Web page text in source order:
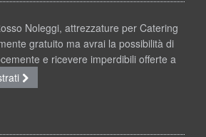
Noleggi, attrezzature per Catering
gratuito ma avrai la possibilità di
e ricevere imperdibili offerte a